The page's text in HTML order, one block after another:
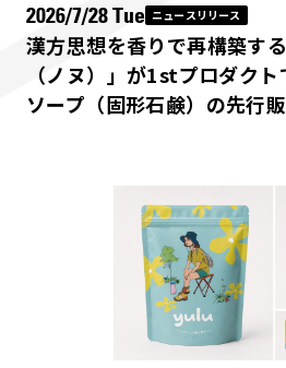
2026/7/28 Tue ニュースリリース
漢方思想を香りで再構築す
（ノヌ）」が1stプロダク
ソープ（固形石鹸）の先行